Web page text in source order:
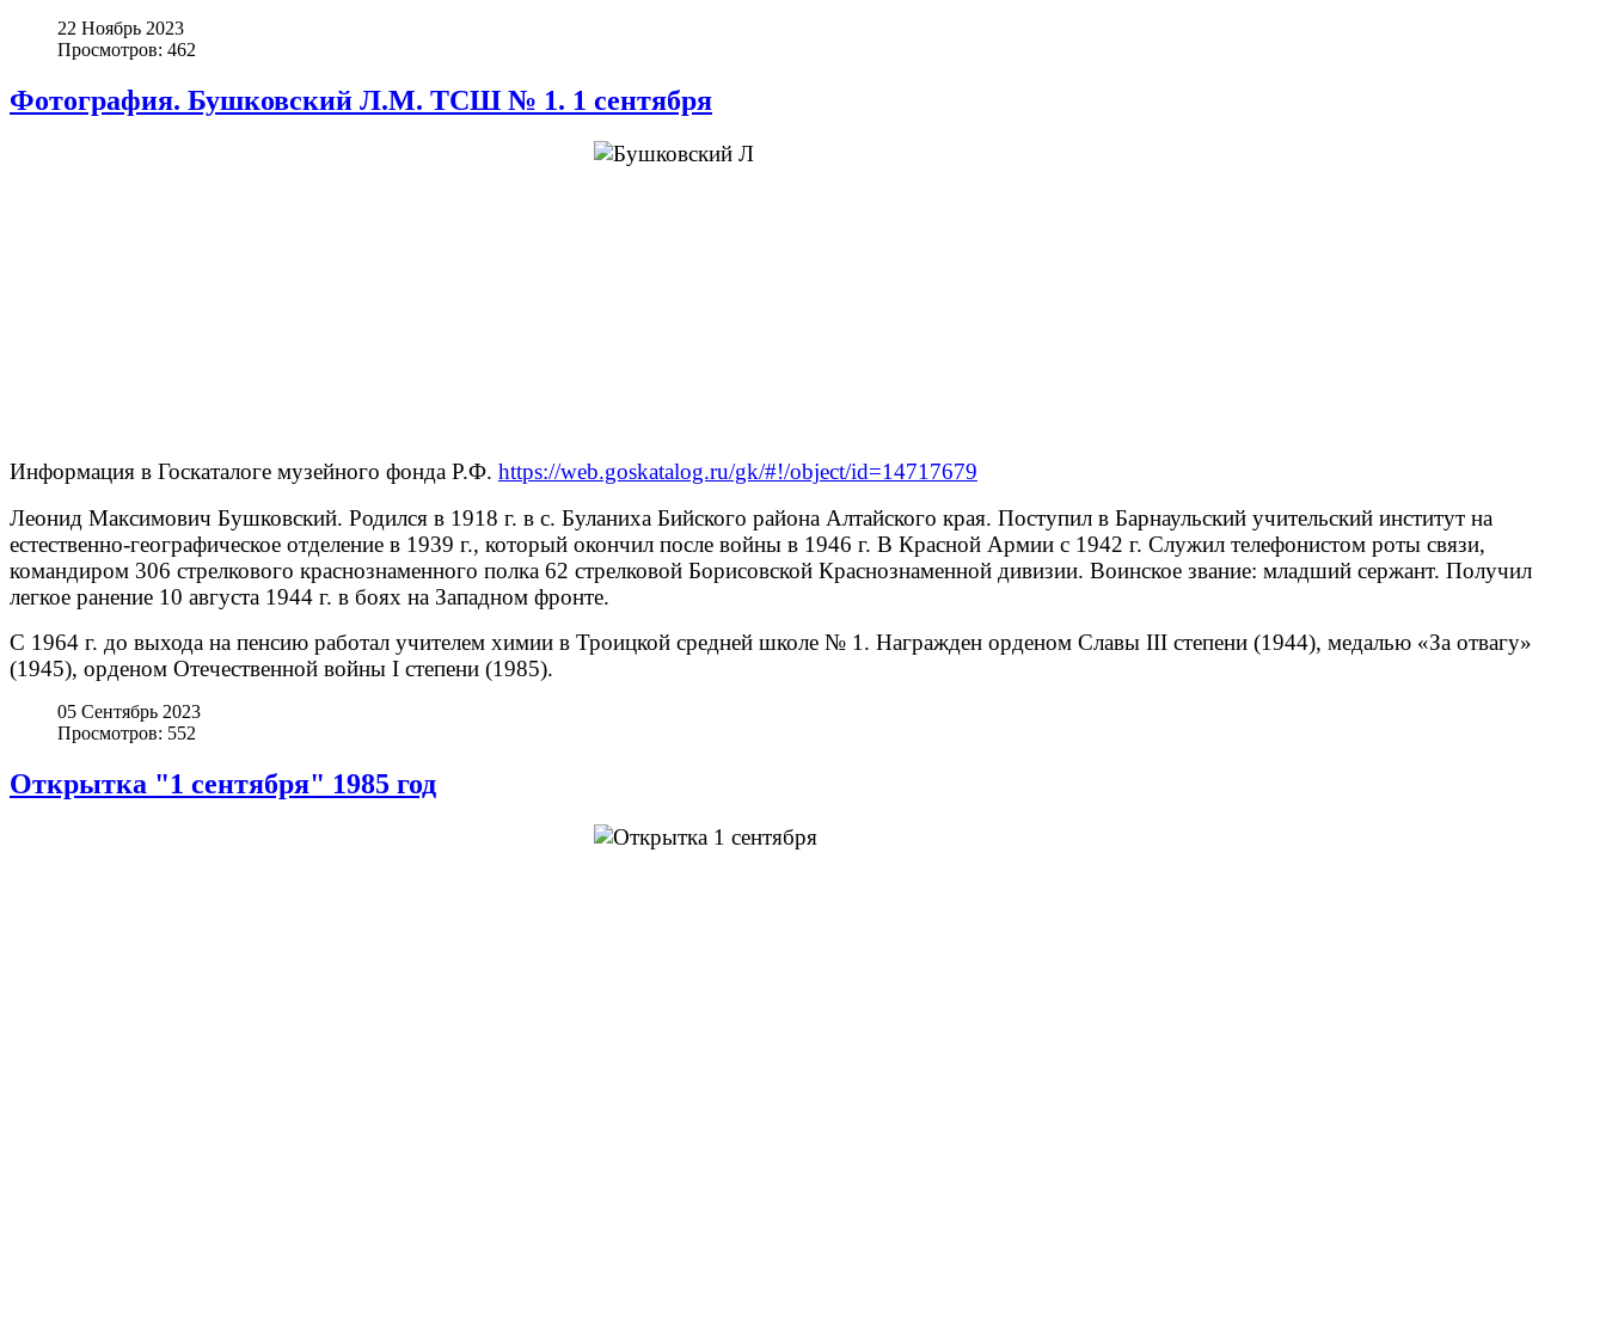
22 Ноябрь 2023
Просмотров: 462
Фотография. Бушковский Л.М. ТСШ № 1. 1 сентября
Информация в Госкаталоге музейного фонда Р.Ф. https://web.goskatalog.ru/gk/#!/object/id=14717679
Леонид Максимович Бушковский. Родился в 1918 г. в с. Буланиха Бийского района Алтайского края. Поступил в Барнаульский учительский институт на
естественно-географическое отделение в 1939 г., который окончил после войны в 1946 г. В Красной Армии с 1942 г. Служил телефонистом роты связи,
командиром 306 стрелкового краснознаменного полка 62 стрелковой Борисовской Краснознаменной дивизии. Воинское звание: младший сержант. Получил
легкое ранение 10 августа 1944 г. в боях на Западном фронте.
С 1964 г. до выхода на пенсию работал учителем химии в Троицкой средней школе № 1. Награжден орденом Славы III степени (1944), медалью «За отвагу»
(1945), орденом Отечественной войны I степени (1985).
05 Сентябрь 2023
Просмотров: 552
Открытка "1 сентября" 1985 год